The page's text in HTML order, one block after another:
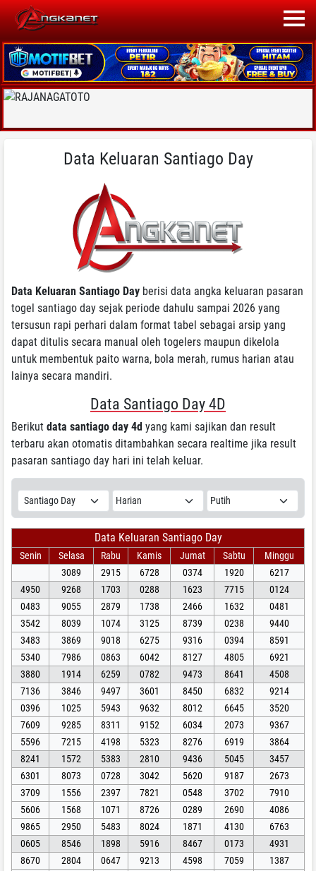
Data Keluaran Santiago Day
Data Keluaran Santiago Day berisi data angka keluaran pasaran
togel santiago day sejak periode dahulu sampai 2026 yang
tersusun rapi perhari dalam format tabel sebagai arsip yang
dapat ditulis secara manual oleh togelers maupun dikelola
untuk membentuk paito warna, bola merah, rumus harian atau
lainya secara mandiri.
Data Santiago Day 4D
Berikut data santiago day 4d yang kami sajikan dan result
terbaru akan otomatis ditambahkan secara realtime jika result
pasaran santiago day hari ini telah keluar.
Data Keluaran Santiago Day
Senin Selasa Rabu Kamis Jumat Sabtu
Minggu
3089
2915 6728 0374 1920
6217
4950
9268 1703 0288 1623 7715
0124
0483
9055 2879 1738 2466 1632
0481
3542
8039 1074 3125 8739 0238
9440
3483
3869 9018 6275 9316 0394
8591
5340
7986 0863 6042 8127 4805
6921
3880
1914 6259 0782 9473 8641
4508
7136
3846 9497 3601 8450 6832
9214
0396
1025 5943 9632 8012 6645
3520
7609
9285 8311 9152 6034 2073
9367
5596
7215 4198 5323 8276 6919
3864
8241
1572 5383 2810 9436 5045
3457
6301
8073 0728 3042 5620 9187
2673
3709
1556 2397 7821 0548 3702
7910
5606
1568 1071 8726 0289 2690
4086
9865
2950 5483 8024 1871 4130
6763
0605
8546 1898 5916 8467 0173
4931
8670
2804 0647 9213 4598 7059
1387